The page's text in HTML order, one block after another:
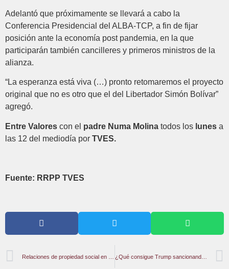
Adelantó que próximamente se llevará a cabo la
Conferencia Presidencial del ALBA-TCP, a fin de fijar
posición ante la economía post pandemia, en la que
participarán también cancilleres y primeros ministros de la
alianza.
“La esperanza está viva (…) pronto retomaremos el proyecto
original que no es otro que el del Libertador Simón Bolívar”
agregó.
Entre Valores con el padre Numa Molina todos los lunes a
las 12 del mediodía por TVES.
Fuente: RRPP TVES
¿Qué consigue Trump sancionando a Cuba?